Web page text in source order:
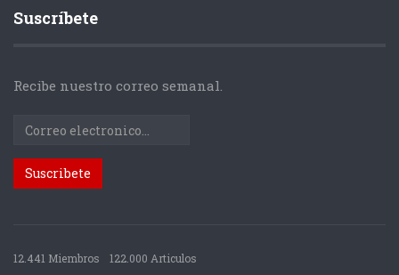
Suscríbete
Recibe nuestro correo semanal.
12.441 Miembros 122.000 Articulos